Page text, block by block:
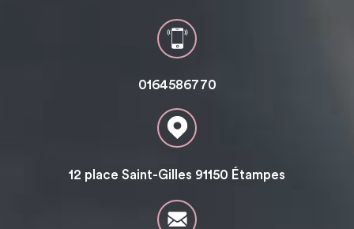
0164586770
12 place Saint-Gilles 91150 Étampes